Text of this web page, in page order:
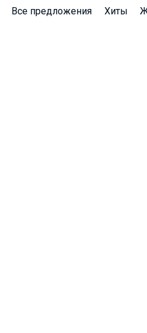
Все предложения Хиты